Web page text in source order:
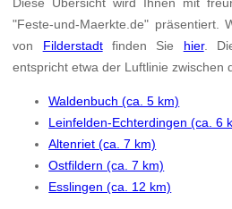
"Feste-und-Maerkte.de" präsentiert.
von Filderstadtfinden Sie hier.
entspricht etwa der Luftlinie zwischen
Waldenbuch (ca. 5 km)
Leinfelden-Echterdingen (ca. 6
Altenriet (ca. 7 km)
Ostfildern (ca. 7 km)
Esslingen (ca. 12 km)